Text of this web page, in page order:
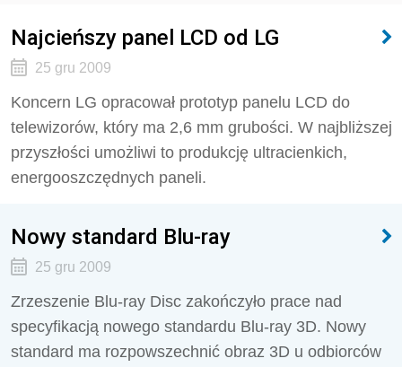
Najcieńszy panel LCD od LG
25 gru 2009
Koncern LG opracował prototyp panelu LCD do
telewizorów, który ma 2,6 mm grubości. W najbliższej
przyszłości umożliwi to produkcję ultracienkich,
energooszczędnych paneli.
Nowy standard Blu-ray
25 gru 2009
Zrzeszenie Blu-ray Disc zakończyło prace nad
specyfikacją nowego standardu Blu-ray 3D. Nowy
standard ma rozpowszechnić obraz 3D u odbiorców